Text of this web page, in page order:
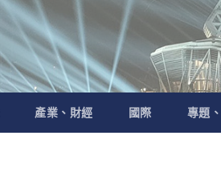
產業、財經 國際 專題